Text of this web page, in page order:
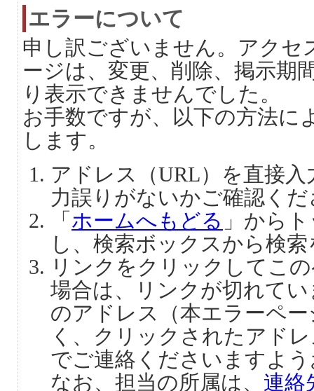
エラーについて
申し訳ございません。アクセ
ージは、変更、削除、掲示期
り表示できませんでした。
お手数ですが、以下の方法に
します。
アドレス（URL）を直接
力誤りがないかご確認く
「 ホームへもどる 」から
し、検索ボックスから検
リンクをクリックしてこ
場合は、リンクが切れて
のアドレス（本エラーペ
く、クリックされたアド
でご連絡くださいますよ
なお、担当の所属は、 連絡